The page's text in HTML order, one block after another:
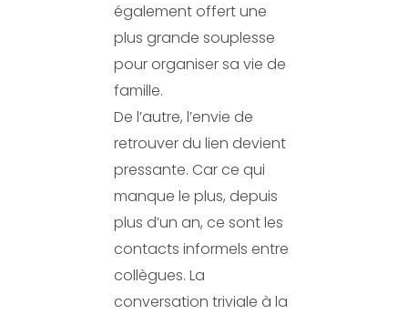
également offert une
plus grande souplesse
pour organiser sa vie de
famille.
De l’autre, l’envie de
retrouver du lien devient
pressante. Car ce qui
manque le plus, depuis
plus d’un an, ce sont les
contacts informels entre
collègues. La
conversation triviale à la